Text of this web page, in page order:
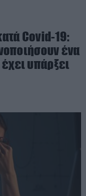
Covid-19:
ένα
υπάρξει